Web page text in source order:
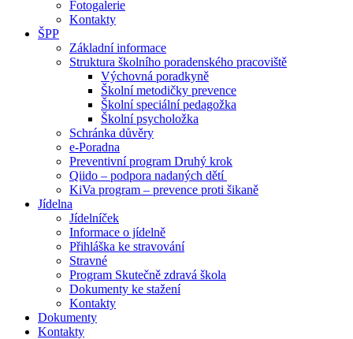
Fotogalerie
Kontakty
ŠPP
Základní informace
Struktura školního poradenského pracoviště
Výchovná poradkyně
Školní metodičky prevence
Školní speciální pedagožka
Školní psycholožka
Schránka důvěry
e-Poradna
Preventivní program Druhý krok
Qiido – podpora nadaných dětí
KiVa program – prevence proti šikaně
Jídelna
Jídelníček
Informace o jídelně
Přihláška ke stravování
Stravné
Program Skutečně zdravá škola
Dokumenty ke stažení
Kontakty
Dokumenty
Kontakty